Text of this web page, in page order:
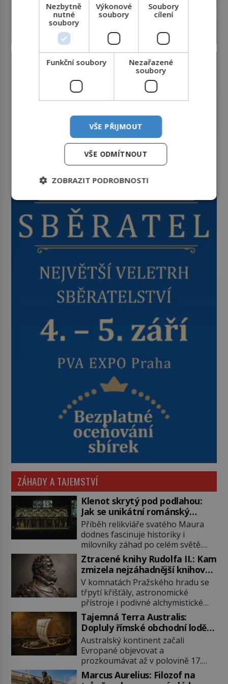
ZÁHADY A TAJEMSTVÍ
Klenot skrytý pod podlahou:
Jak se unikátní románský
poklad dostal do zapadlého
Bečova?
Příběh relikviáře svatého Maura
dodnes fascinuje historiky i
milovníky záhad po celém světě.
Tato románská zlatnická památka
ze 13. století je po českých
korunovačních klenotech druhým
nejcennějším movitým majetkem v
České republice. Přestože byl
klenot v roce 1985 po dramatickém
pátrání kriminalistů úspěšně
nalezen, jeho minulost stále
obestírá hustá mlha. Otázky, jak
přesně se tato […]
Ztracené knihy Rudolfa II.: Kam
zmizela nejzáhadnější knihovna
Evropy?
V komnatách Pražského hradu se
třpytí křišťály, astronomické
přístroje i podivné alchymistické
rukopisy. Císař Rudolf II.
shromažďuje vše, co souvisí s
tajemstvím přírody, hvězd i
lidského poznání. Jenže po jeho
smrti se jeho slavné sbírky začínají
rozpadat a část z nich mizí navždy.
Kdo odnesl nejvzácnější knihy? A
Tajemná Terra Australis:
Dopluly římské obchodní lodě
až do Austrálie?
Australský kontinent začali
Evropané objevovat a
prozkoumávat až v polovině 17.
století. Existuje však možnost, že
by se o tento vzdálený kontinent
Marcus Aurelius: Filozof na
Nezbytně
nutné
soubory
Výkonové
soubory
Soubory
cílení
Funkční soubory
Nezařazené
soubory
VŠE PŘIJMOUT
VŠE ODMÍTNOUT
ZOBRAZIT PODROBNOSTI